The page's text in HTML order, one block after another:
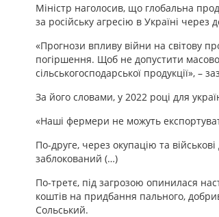
Міністр наголосив, що глобальна
за російську агресію в Україні
«Прогнози впливу війни на світову
погіршення. Щоб не допустити
сільськогосподарської продукції», –
За його словами, у 2022 році для
«Наші фермери не можуть
По-друге, через окупацію та
заблокований (…)
По-третє, під загрозою опинилася
коштів на придбання пального,
Сольський.